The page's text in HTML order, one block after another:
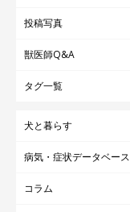
投稿写真
獣医師Q&A
タグ一覧
犬と暮らす
病気・症状データベース
コラム